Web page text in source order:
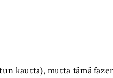
kautta), mutta tämä